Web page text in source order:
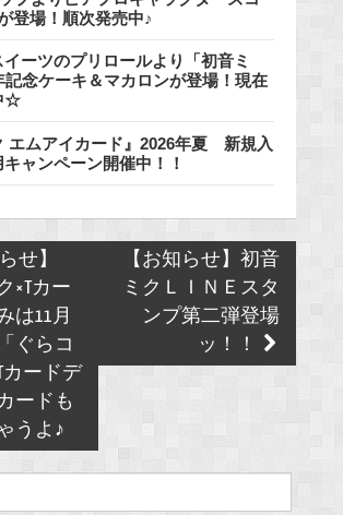
登場！順次発売中♪
ーツのプリロールより「初音ミ
記念ケーキ＆マカロンが登場！現在
☆
エムアイカード』2026年夏 新規入
ャンペーン開催中！！
せ】
×Tカー
は11月
ぐらコ
カードデ
ードも
うよ♪
【お知らせ】初音
ミクＬＩＮＥスタ
ンプ第二弾登場
ッ！！